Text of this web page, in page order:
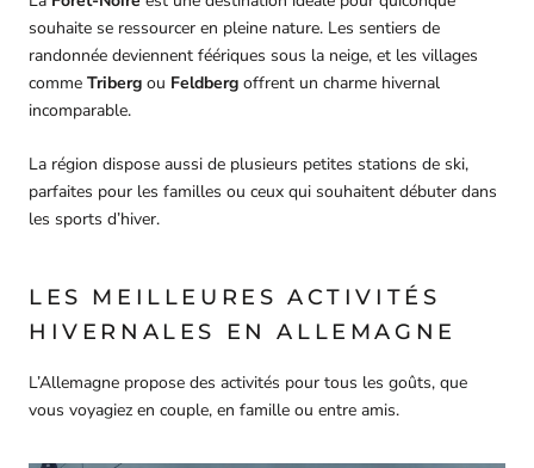
souhaite se ressourcer en pleine nature. Les sentiers de
randonnée deviennent féériques sous la neige, et les villages
comme Triberg ou Feldberg offrent un charme hivernal
incomparable.
La région dispose aussi de plusieurs petites stations de ski,
parfaites pour les familles ou ceux qui souhaitent débuter dans
les sports d’hiver.
LES MEILLEURES ACTIVITÉS
HIVERNALES EN ALLEMAGNE
L’Allemagne propose des activités pour tous les goûts, que
vous voyagiez en couple, en famille ou entre amis.